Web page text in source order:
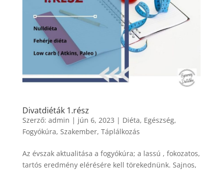
Divatdiéták 1.rész
Szerző: admin | jún 6, 2023 | Diéta, Egészség,
Fogyókúra, Szakember, Táplálkozás
Az évszak aktualitása a fogyókúra; a lassú , fokozatos,
tartós eredmény elérésére kell törekednünk. Sajnos,